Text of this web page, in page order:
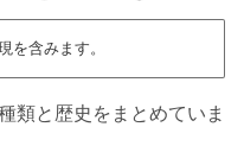
を含みます。
類と歴史をまとめていま